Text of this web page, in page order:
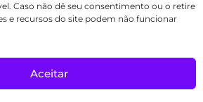
Caso não dê seu consentimento ou o retire
e recursos do site podem não funcionar
Aceitar